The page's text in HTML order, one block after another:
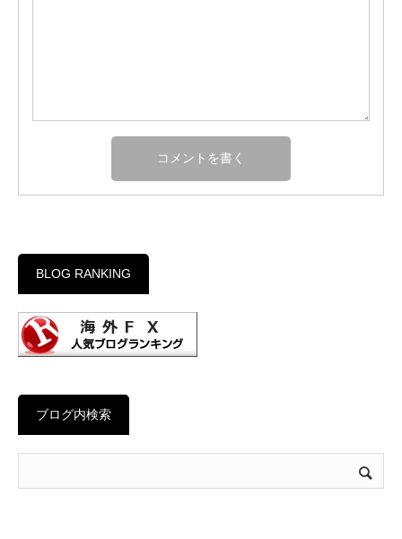
BLOG RANKING
ブログ内検索